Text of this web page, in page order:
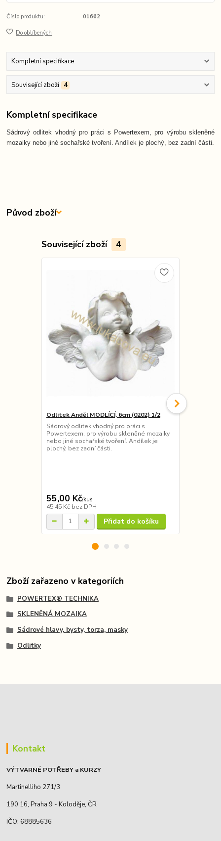
Číslo produktu: 01662
Do oblíbených
Kompletní specifikace
Související zboží 4
Kompletní specifikace
Sádrový odlitek vhodný pro práci s Powertexem, pro výrobu skleněné
mozaiky nebo jiné sochařské tvoření. Andílek je plochý, bez zadní části.
Původ zboží
Související zboží 4
Odlitek Anděl MODLÍCÍ, 6cm (0202) 1/2
Sádrový odlitek vhodný pro práci s
Powertexem, pro výrobu skleněné mozaiky
nebo jiné sochařské tvoření. Andílek je
plochý, bez zadní části.
55,00 Kč/kus
45,45 Kč bez DPH
Přidat do košíku
Zboží zařazeno v kategoriích
POWERTEX® TECHNIKA
SKLENĚNÁ MOZAIKA
Sádrové hlavy, bysty, torza, masky
Odlitky
Kontakt
VÝTVARNÉ POTŘEBY a KURZY
Martinelliho 271/3
190 16, Praha 9 - Koloděje, ČR
IČO: 68885636